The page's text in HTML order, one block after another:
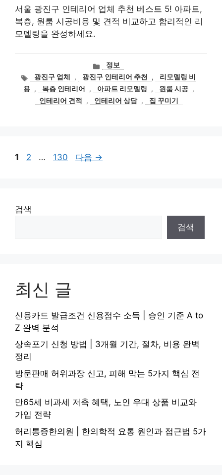
서울 광진구 인테리어 업체 추천 베스트 5! 아파트,
복층, 원룸 시공비용 및 견적 비교하고 합리적인 리
모델링을 완성하세요.
카
테
고
리
정보
태광진구 업체 , 광진구 인테리어 추천 ,
리모델링 비
용 , 복층 인테리어 , 아파트 리모델링 , 원룸 시공 ,
인테리어 견적
, 인테리어 상담 , 집 꾸미기
페
1
페
2 …
페
130 다음 →
검색
검색
최신 글
신용카드 발급조건 신용점수 소득 | 승인 기준 A to
Z 완벽 분석
상속포기 신청 방법 | 3개월 기간, 절차, 비용 완벽
정리
방문판매 허위과장 신고, 피해 막는 5가지 핵심 전
략
만65세 비과세 저축 혜택, 노인 우대 상품 비교와
가입 전략
허리통증한의원 | 한의학적 요통 원인과 접근법 5가
지 핵심